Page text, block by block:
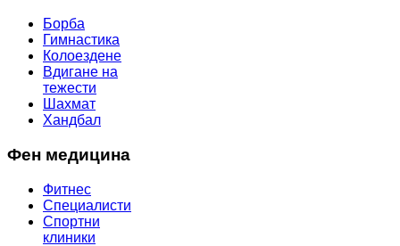
Борба
Гимнастика
Колоездене
Вдигане на
тежести
Шахмат
Хандбал
Фен медицина
Фитнес
Специалисти
Спортни
клиники